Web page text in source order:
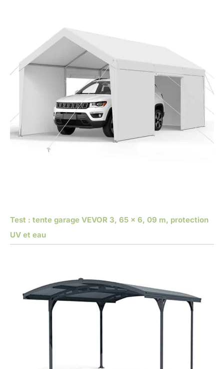
Test : tente garage VEVOR 3, 65 x 6, 09 m, protection
UV et eau